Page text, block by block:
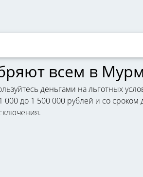
всем в
деньгами на льготных
до 1 500 000 рублей и со